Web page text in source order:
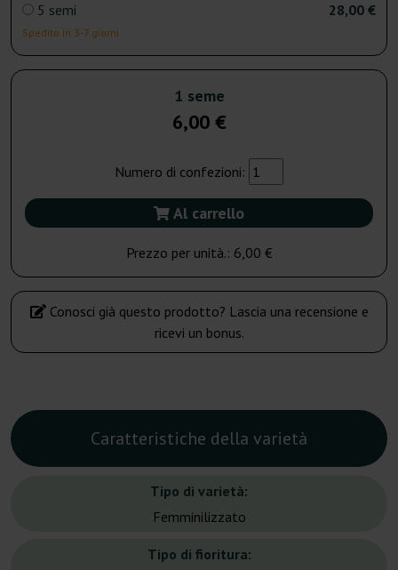
5 semi
Spedito in 3-7 giorni
28,00 €
1 seme
6,00 €
Numero di confezioni:
Al carrello
Prezzo per unità.: 6,00 €
Conosci già questo prodotto? Lascia una recensione e
ricevi un bonus.
Caratteristiche della varietà
Tipo di varietà:
Femminilizzato
Tipo di fioritura: